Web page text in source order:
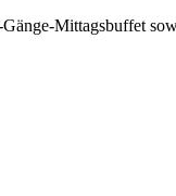
Mittagsbuffet